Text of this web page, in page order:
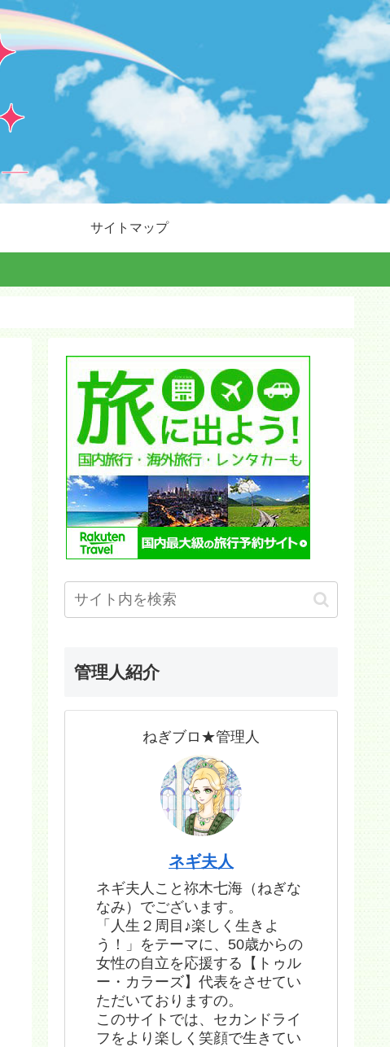
サイトマップ
管理人紹介
ねぎブロ★管理人
ネギ夫人
ネギ夫人こと祢木七海（ねぎな
なみ）でございます。
「人生２周目♪楽しく生きよ
う！」をテーマに、50歳からの
女性の自立を応援する【トゥル
ー・カラーズ】代表をさせてい
ただいておりますの。
このサイトでは、セカンドライ
フをより楽しく笑顔で生きてい